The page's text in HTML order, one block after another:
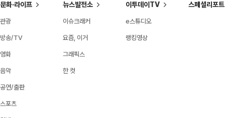
문화·라이프
관광
방송/TV
영화
음악
공연/출판
스포츠
뉴스발전소
이슈크래커
요즘, 이거
그래픽스
한 컷
이투데이TV
e스튜디오
랭킹영상
스페셜리포트